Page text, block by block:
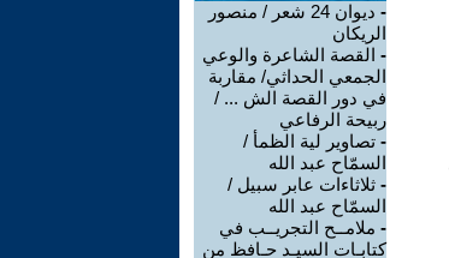
-
ديوان 24 شعر / منصور
الريكان
- القصة الشاعرة والوعي
الجمعي الحداثي/ مقاربة
في دور القصة الش ... /
ربيحة الرفاعي
- تصاوير لية الظمأ /
السمّاح عبد الله
- ثلاثاءات عابر سبيل /
السمّاح عبد الله
- ملامــح التجريــب في
كتابـات السيـد حـافظ من